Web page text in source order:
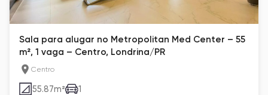
Sala para alugar no Metropolitan Med Center – 55
m², 1 vaga – Centro, Londrina/PR
Centro
55.87m² 1